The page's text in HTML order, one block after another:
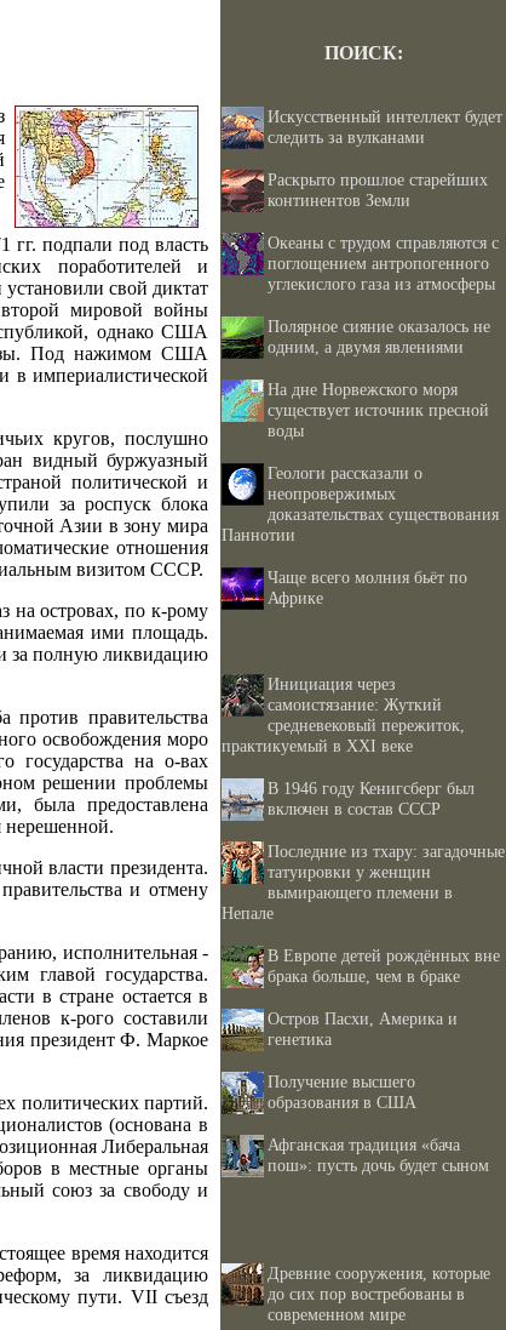
подпали под власть
поработителей и
свой диктат
мировой войны
однако США
Под нажимом США
империалистической
кругов, послушно
видный буржуазный
политической и
за роспуск блока
Азии в зону мира
отношения
визитом СССР.
на островах, по к-рому
ими площадь.
за полную ликвидацию
правительства
освобождения моро
на о-вах
решении проблемы
была предоставлена
нерешенной.
власти президента.
и отмену
исполнительная -
главой государства.
в стране остается в
к-рого составили
президент Ф. Маркое
политических партий.
(основана в
Либеральная
в местные органы
союз за свободу и
время находится
за ликвидацию
пути. VII съезд
ПОИСК:
Искусственный интеллект будет
следить за вулканами
Раскрыто прошлое старейших
континентов Земли
Океаны с трудом справляются с
поглощением антропогенного
углекислого газа из атмосферы
Полярное сияние оказалось не
одним, а двумя явлениями
На дне Норвежского моря
существует источник пресной
воды
Геологи рассказали о
неопровержимых
доказательствах существования
Паннотии
Чаще всего молния бьёт по
Африке
Инициация через
самоистязание: Жуткий
средневековый пережиток,
практикуемый в XXI веке
В 1946 году Кенигсберг был
включен в состав СССР
Последние из тхару: загадочные
татуировки у женщин
вымирающего племени в
Непале
В Европе детей рождённых вне
брака больше, чем в браке
Остров Пасхи, Америка и
генетика
Получение высшего
образования в США
Афганская традиция «бача
пош»: пусть дочь будет сыном
Древние сооружения, которые
до сих пор востребованы в
современном мире